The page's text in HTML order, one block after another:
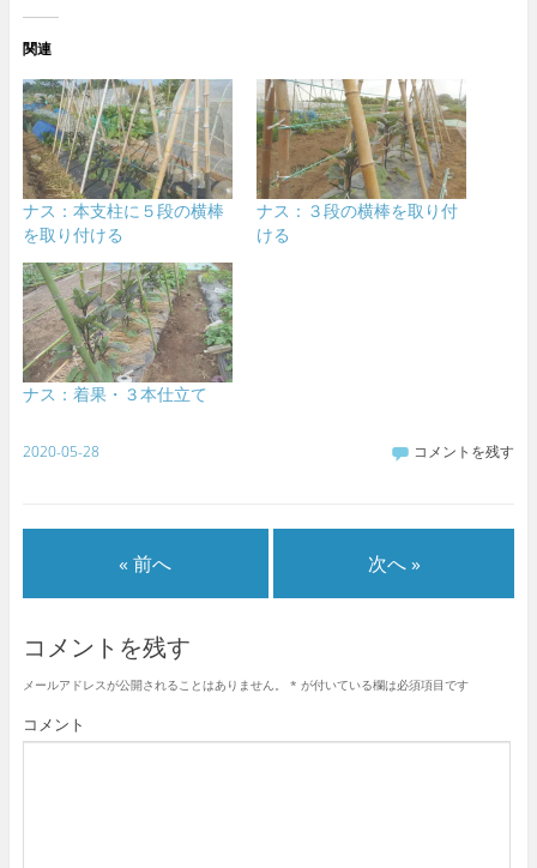
関連
ナス：本支柱に５段の横棒
を取り付ける
ナス：３段の横棒を取り付
ける
ナス：着果・３本仕立て
2020-05-28 コメントを残す
« 前へ 次へ »
コメントを残す
メールアドレスが公開されることはありません。 * が付いている欄は必須項目です
コメント